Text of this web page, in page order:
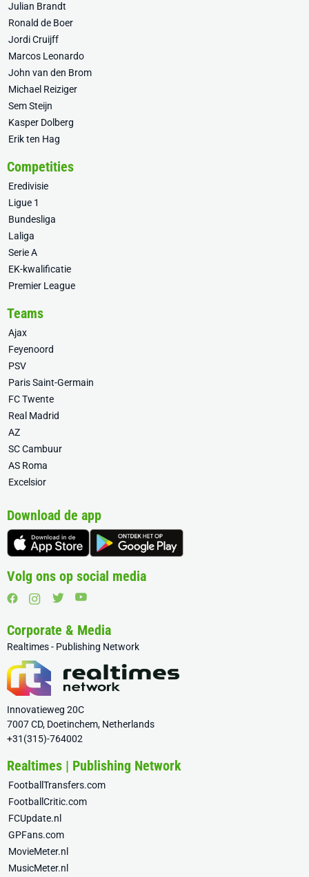
Julian Brandt
Ronald de Boer
Jordi Cruijff
Marcos Leonardo
John van den Brom
Michael Reiziger
Sem Steijn
Kasper Dolberg
Erik ten Hag
Competities
Eredivisie
Ligue 1
Bundesliga
Laliga
Serie A
EK-kwalificatie
Premier League
Teams
Ajax
Feyenoord
PSV
Paris Saint-Germain
FC Twente
Real Madrid
AZ
SC Cambuur
AS Roma
Excelsior
Download de app
Volg ons op social media
Corporate & Media
Realtimes - Publishing Network
Innovatieweg 20C
7007 CD, Doetinchem, Netherlands
+31(315)-764002
Realtimes | Publishing Network
FootballTransfers.com
FootballCritic.com
FCUpdate.nl
GPFans.com
MovieMeter.nl
MusicMeter.nl